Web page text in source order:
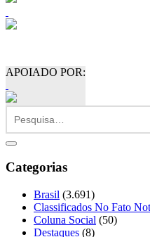
APOIADO POR:
Categorias
Brasil (3.691)
Classificados No Fato
Coluna Social (50)
Destaques (8)